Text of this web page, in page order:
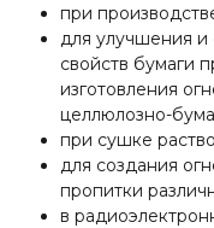
при
для улучшения и
свойств бумаги
изготовления
целлюлозно-
при сушке
для создания
пропитки
в